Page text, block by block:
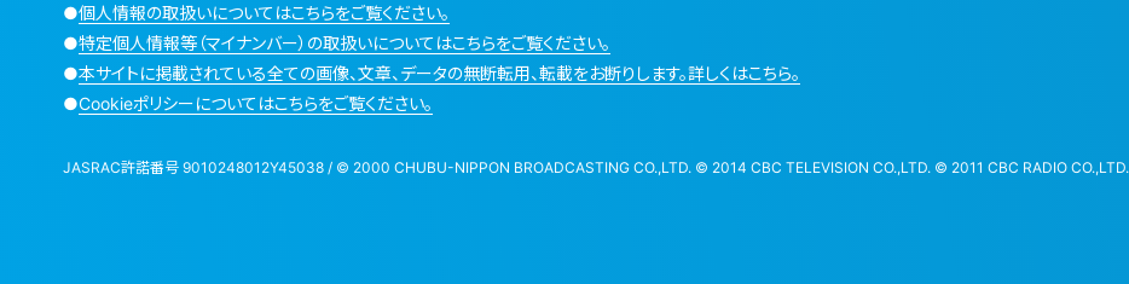
●個人情報の取扱いについてはこちらをご覧ください。
●特定個人情報等（マイナンバー）の取扱いについてはこちらをご覧ください。
●本サイトに掲載されている全ての画像、文章、データの無断転用、転載をお断りします。詳しくはこちら。
●Cookieポリシーについてはこちらをご覧ください。
JASRAC許諾番号 9010248012Y45038 / © 2000 CHUBU-NIPPON BROADCASTING CO.,LTD. © 2014 CBC TELEVISION CO.,LTD. © 2011 CBC RADIO CO.,LTD.